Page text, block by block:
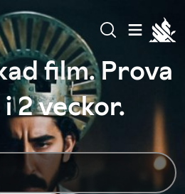
film. Prova
2 veckor.